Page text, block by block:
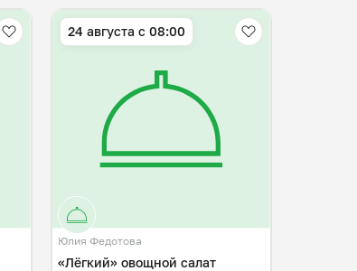
24 августа с 08:00
Юлия Федотова
«Лёгкий» овощной салат